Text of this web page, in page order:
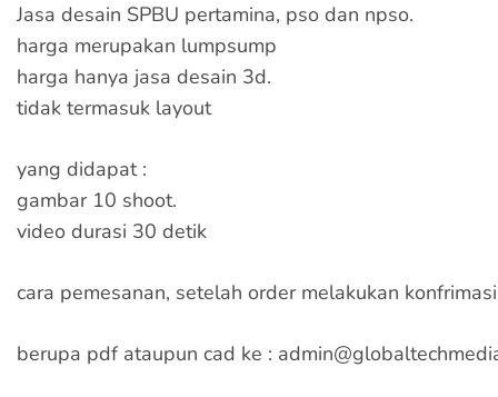
Jasa desain SPBU pertamina, pso dan npso.
harga merupakan lumpsump
harga hanya jasa desain 3d.
tidak termasuk layout
yang didapat :
gambar 10 shoot.
video durasi 30 detik
cara pemesanan, setelah order melakukan
berupa pdf ataupun cad ke :